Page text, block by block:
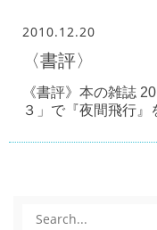
2010.12.20
〈書評〉
《書評》本の雑誌
３」で『夜間飛行』